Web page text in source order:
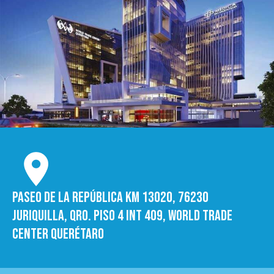
Paseo de la República Km 13020, 76230
Juriquilla, Qro. Piso 4 int 409, World trade
Center Querétaro